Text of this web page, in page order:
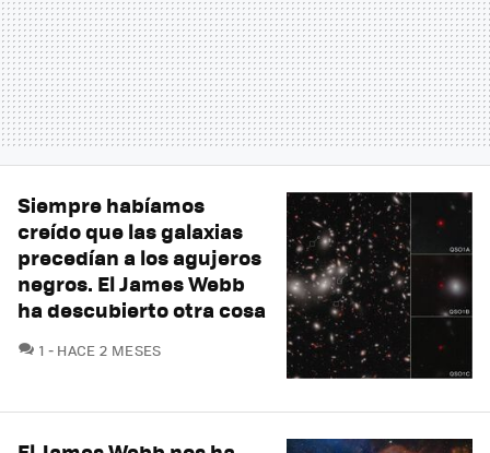
Siempre habíamos
creído que las galaxias
precedían a los agujeros
negros. El James Webb
ha descubierto otra cosa
1 COMENTARIOS
HACE 2 MESES